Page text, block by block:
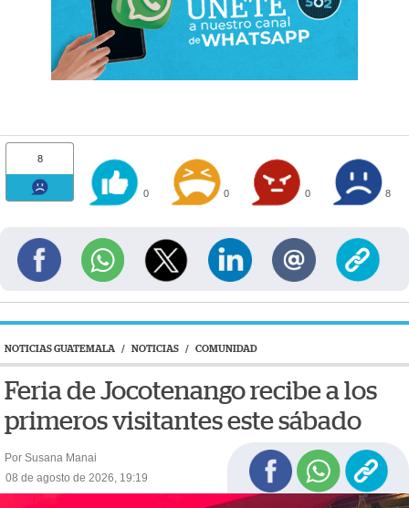
8
0 0 0 8
NOTICIAS GUATEMALA / NOTICIAS / COMUNIDAD
Feria de Jocotenango recibe a los
primeros visitantes este sábado
Por Susana Manai
08 de agosto de 2026, 19:19